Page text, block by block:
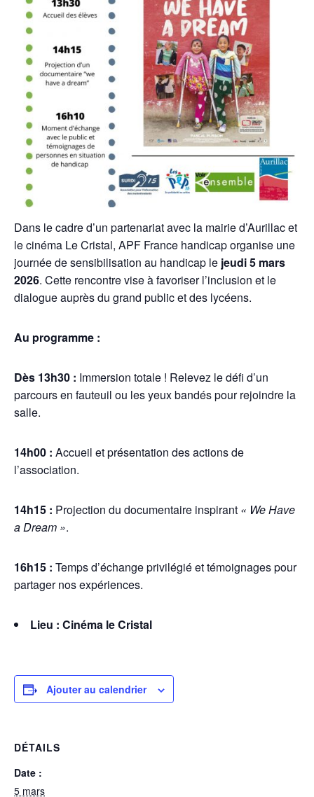
Dans le cadre d’un partenariat avec la mairie d’Aurillac et
le cinéma Le Cristal, APF France handicap organise une
journée de sensibilisation au handicap le jeudi 5 mars
2026. Cette rencontre vise à favoriser l’inclusion et le
dialogue auprès du grand public et des lycéens.
Au programme :
Dès 13h30 : Immersion totale ! Relevez le défi d’un
parcours en fauteuil ou les yeux bandés pour rejoindre la
salle.
14h00 : Accueil et présentation des actions de
l’association.
14h15 : Projection du documentaire inspirant « We Have
a Dream ».
16h15 : Temps d’échange privilégié et témoignages pour
partager nos expériences.
Lieu : Cinéma le Cristal
Ajouter au calendrier
DÉTAILS
Date :
5 mars